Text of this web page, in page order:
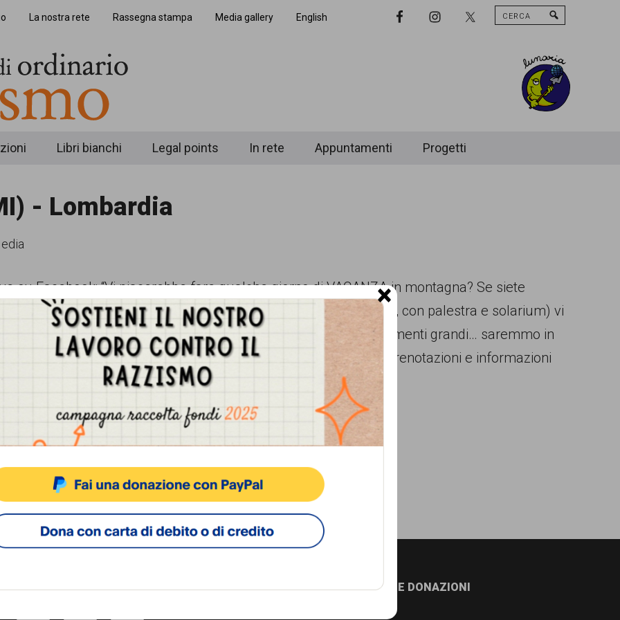
sito fa uso di cookie, anche di terze parti, ma non utilizza alcun cookie di profilazione.
ACCETTA NEGA VISUALIZZA LE PREFERENZE
La nostra rete Rassegna stampa Media gallery English
Nav
Cerca
Libri bianchi Legal points In rete Appuntamenti Progetti
- Lombardia
su Facebook: “Vi piacerebbe fare qualche giorno di VACANZA in montagna? Se siete
sul Monte Bondone, i gestori dell’Hotel Nevada (sulle piste da sci, con palestra e solarium) vi
grado di ospitare 50 persone, abbiamo 26 stanze e 20 appartamenti grandi… saremmo in
il personale”. Che cuore d’oro… CHI PAGA? VOI. Per prenotazioni e informazioni
SOCIAL NEWSLETTER E DONAZIONI
×